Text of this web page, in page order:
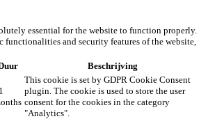
essential for the website to function properly.
functionalities and security features of the website,
Beschrijving
This cookie is set by GDPR Cookie Consent
plugin. The cookie is used to store the user
consent for the cookies in the category
"Analytics".